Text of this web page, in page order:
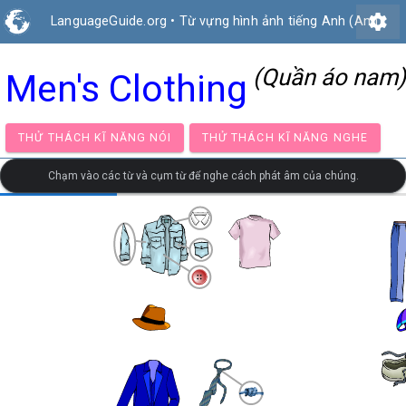
LanguageGuide.org • Từ vựng hình ảnh tiếng Anh (Anh)
settings
Men's Clothing (Quần áo nam)
THỬ THÁCH KĨ NĂNG NÓI THỬ THÁCH KĨ NĂNG
Chạm vào các từ và cụm từ để nghe cách phát âm của chúng.